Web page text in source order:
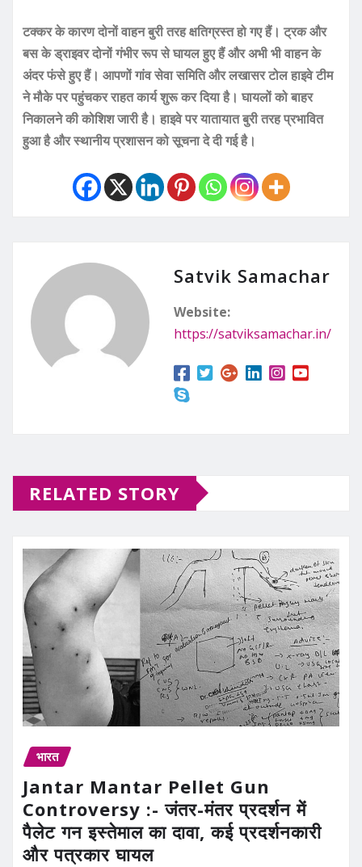
टक्कर के कारण दोनों वाहन बुरी तरह क्षतिग्रस्त हो गए हैं। ट्रक और
बस के ड्राइवर दोनों गंभीर रूप से घायल हुए हैं और अभी भी वाहन के
अंदर फंसे हुए हैं। आपणों गांव सेवा समिति और लखासर टोल हाइवे टीम
ने मौके पर पहुंचकर राहत कार्य शुरू कर दिया है। घायलों को बाहर
निकालने की कोशिश जारी है। हाइवे पर यातायात बुरी तरह प्रभावित
हुआ है और स्थानीय प्रशासन को सूचना दे दी गई है।
Satvik Samachar
Website:
https://satviksamachar.in/
RELATED STORY
भारत
Jantar Mantar Pellet Gun
Controversy :- जंतर-मंतर प्रदर्शन में
पैलेट गन इस्तेमाल का दावा, कई प्रदर्शनकारी
और पत्रकार घायल